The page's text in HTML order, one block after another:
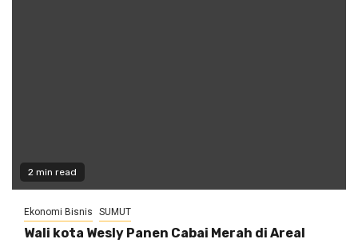
2 min read
Ekonomi Bisnis SUMUT
Wali kota Wesly Panen Cabai Merah di Areal